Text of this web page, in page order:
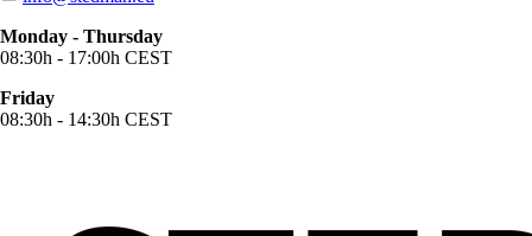
Monday - Thursday
08:30h - 17:00h CEST
Friday
08:30h - 14:30h CEST